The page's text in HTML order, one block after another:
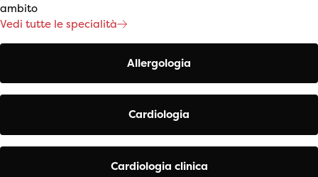
ambito
Vedi tutte le specialità
Allergologia
Cardiologia
Cardiologia clinica